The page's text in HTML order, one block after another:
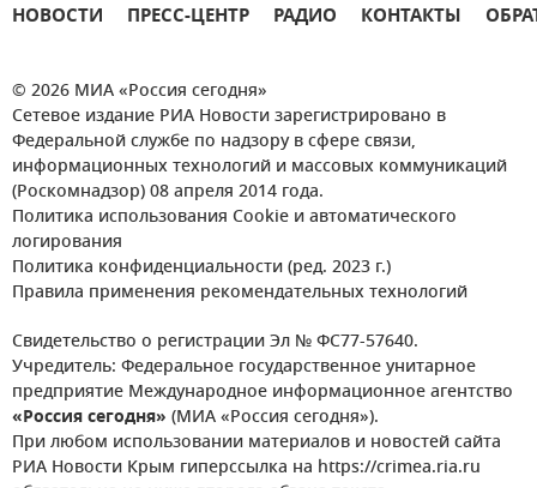
НОВОСТИ ПРЕСС-ЦЕНТР РАДИО КОНТАКТЫ
© 2026 МИА «Россия сегодня»
Сетевое издание РИА Новости зарегистрировано в
Федеральной службе по надзору в сфере связи,
информационных технологий и массовых коммуникаций
(Роскомнадзор) 08 апреля 2014 года.
Политика использования Cookie и автоматического
логирования
Политика конфиденциальности (ред. 2023 г.)
Правила применения рекомендательных технологий
Свидетельство о регистрации Эл № ФС77-57640.
Учредитель: Федеральное государственное унитарное
предприятие Международное информационное агентство
«Россия сегодня» (МИА «Россия сегодня»).
При любом использовании материалов и новостей сайта
РИА Новости Крым гиперссылка на https://crimea.ria.ru